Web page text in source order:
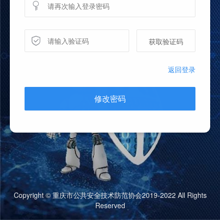
获取验证码
返回登录
修改密码
Copyright © 重庆市公共安全技术防范协会2019-2022 All Rights
Reserved